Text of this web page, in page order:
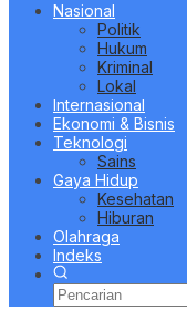
Nasional
Politik
Hukum
Kriminal
Lokal
Internasional
Ekonomi & Bisnis
Teknologi
Sains
Gaya Hidup
Kesehatan
Hiburan
Olahraga
Indeks